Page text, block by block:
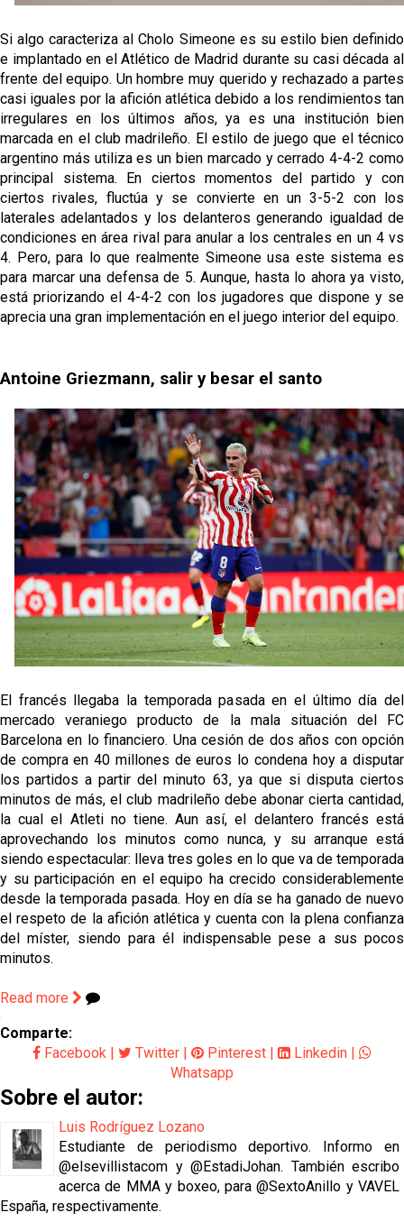
Si algo caracteriza al Cholo Simeone es su estilo bien definido
e implantado en el Atlético de Madrid durante su casi década al
frente del equipo. Un hombre muy querido y rechazado a partes
casi iguales por la afición atlética debido a los rendimientos tan
irregulares en los últimos años, ya es una institución bien
marcada en el club madrileño. El estilo de juego que el técnico
argentino más utiliza es un bien marcado y cerrado 4-4-2 como
principal sistema. En ciertos momentos del partido y con
ciertos rivales, fluctúa y se convierte en un 3-5-2 con los
laterales adelantados y los delanteros generando igualdad de
condiciones en área rival para anular a los centrales en un 4 vs
4. Pero, para lo que realmente Simeone usa este sistema es
para marcar una defensa de 5. Aunque, hasta lo ahora ya visto,
está priorizando el 4-4-2 con los jugadores que dispone y se
aprecia una gran implementación en el juego interior del equipo.
Antoine Griezmann, salir y besar el santo
El francés llegaba la temporada pasada en el último día del
mercado veraniego producto de la mala situación del FC
Barcelona en lo financiero. Una cesión de dos años con opción
de compra en 40 millones de euros lo condena hoy a disputar
los partidos a partir del minuto 63, ya que si disputa ciertos
minutos de más, el club madrileño debe abonar cierta cantidad,
la cual el Atleti no tiene. Aun así, el delantero francés está
aprovechando los minutos como nunca, y su arranque está
siendo espectacular: lleva tres goles en lo que va de temporada
y su participación en el equipo ha crecido considerablemente
desde la temporada pasada. Hoy en día se ha ganado de nuevo
el respeto de la afición atlética y cuenta con la plena confianza
del míster, siendo para él indispensable pese a sus pocos
minutos.
Read more
Comparte:
Facebook
Twitter Pinterest Linkedin
Whatsapp
Sobre el autor:
Luis Rodríguez Lozano
Estudiante de periodismo deportivo. Informo en
@elsevillistacom y @EstadiJohan. También escribo
acerca de MMA y boxeo, para @SextoAnillo y VAVEL
España, respectivamente.